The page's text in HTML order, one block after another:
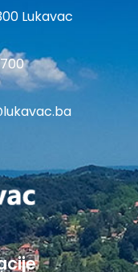
Lukavac